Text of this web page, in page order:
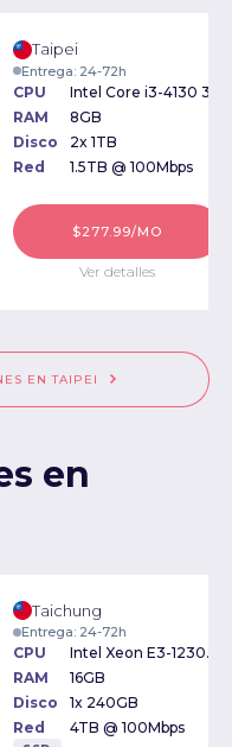
Taipei
Entrega: 24-72h
CPU
RAM
8GB
Disco
2x 1TB
Red
1.5TB @ 100Mbps
$277.99/MO
Ver detalles
EN TAIPEI
en
Taichung
Entrega: 24-72h
CPU
Intel Xeon E3-1230v2 3.30GHz
RAM
16GB
Disco
1x 240GB
Red
4TB @ 100Mbps